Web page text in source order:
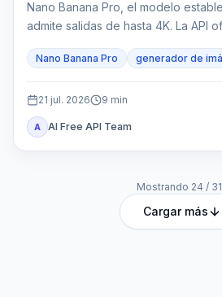
Nano Banana Pro, el modelo
admite salidas de hasta 4K. La API
cubren y cualquier saldo de un
Nano Banana Pro generador de
21 jul. 2026 9 min
A AI Free API Team
Mostrando 24 /
Cargar más